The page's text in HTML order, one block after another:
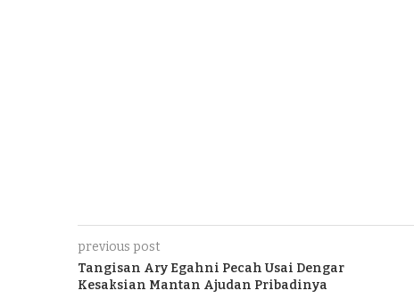
previous post
Tangisan Ary Egahni Pecah Usai Dengar
Kesaksian Mantan Ajudan Pribadinya